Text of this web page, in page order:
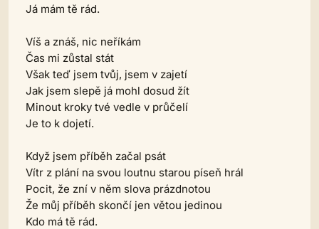
Já mám tě rád.
Víš a znáš, nic neříkám
Čas mi zůstal stát
Však teď jsem tvůj, jsem v zajetí
Jak jsem slepě já mohl dosud žít
Minout kroky tvé vedle v průčelí
Je to k dojetí.
Když jsem příběh začal psát
Vítr z plání na svou loutnu starou píseň hrál
Pocit, že zní v něm slova prázdnotou
Že můj příběh skončí jen větou jedinou
Kdo má tě rád.